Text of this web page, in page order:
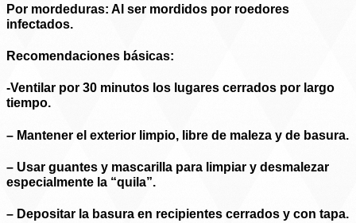
Por mordeduras: Al ser mordidos por roedores
infectados.
Recomendaciones básicas:
-Ventilar por 30 minutos los lugares cerrados por largo
tiempo.
– Mantener el exterior limpio, libre de maleza y de basura.
– Usar guantes y mascarilla para limpiar y desmalezar
especialmente la “quila”.
– Depositar la basura en recipientes cerrados y con tapa.